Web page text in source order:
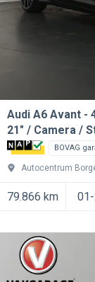
Audi A6 Avant
21" / Camera /
BOVAG
Autocentrum
79.866 km